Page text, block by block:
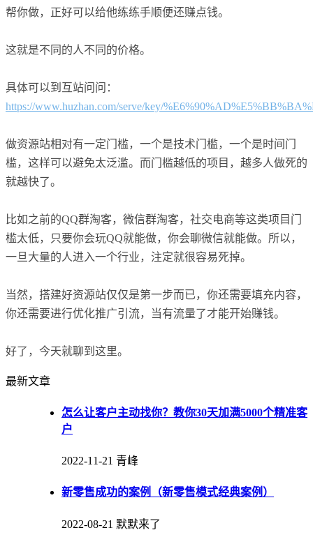
帮你做，正好可以给他练练手顺便还赚点钱。
这就是不同的人不同的价格。
具体可以到互站问问：
https://www.huzhan.com/serve/key/
做资源站相对有一定门槛，一个是技术门槛，一个是时间门
槛，这样可以避免太泛滥。而门槛越低的项目，越多人做死的
就越快了。
比如之前的QQ群淘客，微信群淘客，社交电商等这类项目门
槛太低，只要你会玩QQ就能做，你会聊微信就能做。所以，
一旦大量的人进入一个行业，注定就很容易死掉。
当然，搭建好资源站仅仅是第一步而已，你还需要填充内容，
你还需要进行优化推广引流，当有流量了才能开始赚钱。
好了，今天就聊到这里。
最新文章
怎么让客户主动找你？教你30天加满5000个精准客
户
2022-11-21 青峰
新零售成功的案例（新零售模式经典案例）
2022-08-21 默默来了